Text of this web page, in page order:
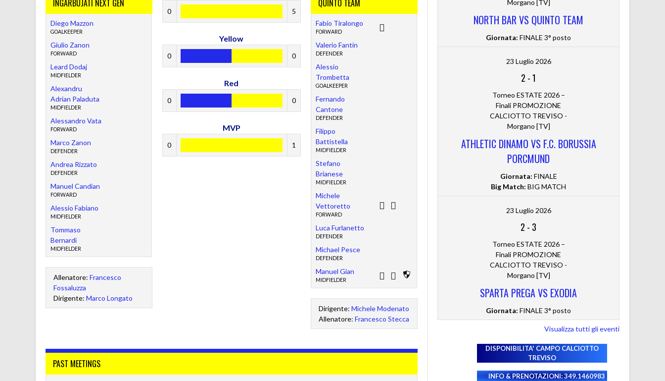
INGARBUJATI NEXT GEN
Diego Mazzon
GOALKEEPER
Giulio Zanon
FORWARD
Leard Dodaj
MIDFIELDER
Alexandru
Adrian Paladuta
MIDFIELDER
Alessandro Vata
FORWARD
Marco Zanon
DEFENDER
Andrea Rizzato
DEFENDER
Manuel Candian
FORWARD
Alessio Fabiano
MIDFIELDER
Tommaso
Bernardi
MIDFIELDER
Allenatore: Francesco
Fossaluzza
Dirigente: Marco Longato
QUINTO TEAM
Fabio Tiralongo
FORWARD
Valerio Fantin
DEFENDER
Alessio
Trombetta
GOALKEEPER
Fernando
Cantone
DEFENDER
Filippo
Battistella
MIDFIELDER
Stefano
Brianese
MIDFIELDER
Michele
Vettoretto
FORWARD
Luca Furlanetto
DEFENDER
Michael Pesce
DEFENDER
Manuel Gian
MIDFIELDER
Dirigente:Michele Modenato
Allenatore:Francesco Stecca
0 5
Yellow
0 0
Red
0 0
MVP
0 1
PAST MEETINGS
Morgano [TV]
NORTH BAR VS QUINTO TEAM
Giornata: FINALE 3° posto
23 Luglio 2026
2 -1
Torneo ESTATE 2026 –
Finali PROMOZIONE
CALCIOTTO TREVISO -
Morgano [TV]
ATHLETIC DINAMO VS F.C. BORUSSIA
PORCMUND
Giornata: FINALE
Big Match: BIG MATCH
23 Luglio 2026
2 - 3
Torneo ESTATE 2026 –
Finali PROMOZIONE
CALCIOTTO TREVISO -
Morgano [TV]
SPARTA PREGA VS EXODIA
Giornata: FINALE 3° posto
Visualizza tutti gli eventi
DISPONIBILITA' CAMPO CALCIOTTO
TREVISO
INFO & PRENOTAZIONI: 349.1460983